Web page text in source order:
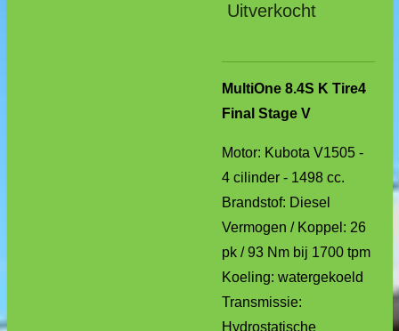
Uitverkocht
MultiOne 8.4S K Tire4
Final Stage V
Motor: Kubota V1505 -
4 cilinder - 1498 cc.
Brandstof: Diesel
Vermogen / Koppel: 26
pk / 93 Nm bij 1700 tpm
Koeling: watergekoeld
Transmissie:
Hydrostatische